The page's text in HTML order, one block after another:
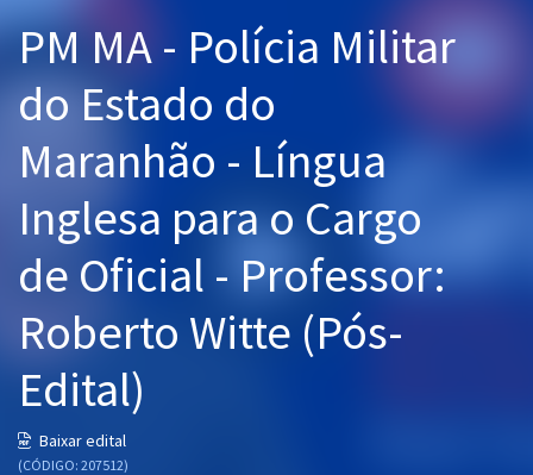
Cursos 20% OFF
Pós
Graduação
OAB
Mentorias
Questões grátis
Conteúdo gratuito
Aprovados
PM MA - Polícia Militar
do Estado do
Maranhão - Língua
Inglesa para o Cargo
de Oficial - Professor:
Roberto Witte (Pós-
Edital)
Baixar edital
(CÓDIGO: 207512)